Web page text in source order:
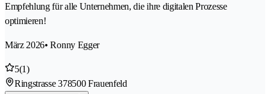
Empfehlung für alle Unternehmen, die ihre digitalen Prozesse
optimieren!
März 2026• Ronny Egger
5(1)
Ringstrasse 378500 Frauenfeld